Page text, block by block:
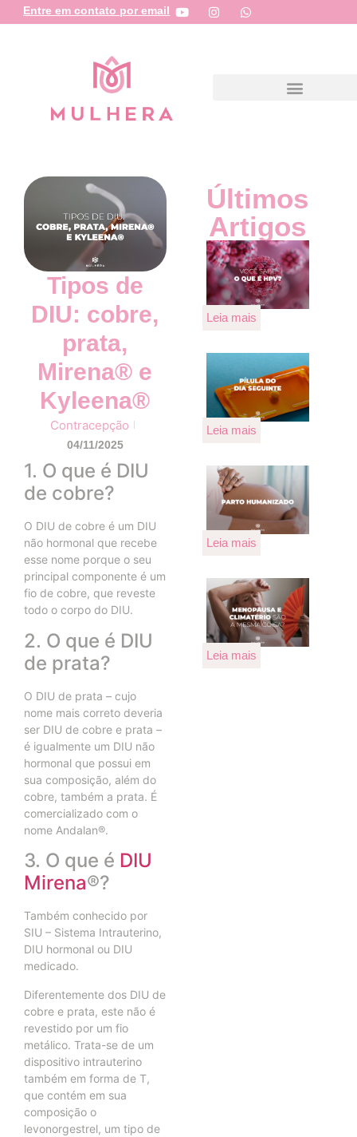
Entre em contato por email
Tipos de
DIU: cobre,
prata,
Mirena® e
Kyleena®
Contracepção
04/11/2025
1. O que é DIU
de cobre?
O DIU de cobre é um DIU
não hormonal que recebe
esse nome porque o seu
principal componente é um
fio de cobre, que reveste
todo o corpo do DIU.
2. O que é DIU
de prata?
O DIU de prata – cujo
nome mais correto deveria
ser DIU de cobre e prata –
é igualmente um DIU não
hormonal que possui em
sua composição, além do
cobre, também a prata. É
comercializado com o
nome Andalan®.
3. O que é DIU
Mirena®?
Também conhecido por
SIU – Sistema Intrauterino,
DIU hormonal ou DIU
medicado.
Diferentemente dos DIU de
cobre e prata, este não é
revestido por um fio
metálico. Trata-se de um
dispositivo intrauterino
também em forma de T,
que contém em sua
composição o
levonorgestrel, um tipo de
Últimos
Artigos
Leia mais
Leia mais
Leia mais
Leia mais